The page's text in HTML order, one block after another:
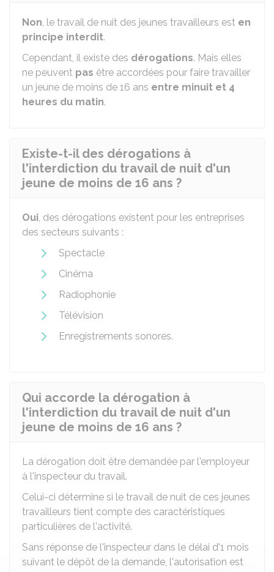
Non, le travail de nuit des jeunes travailleurs est en
principe interdit.
Cependant, il existe des dérogations. Mais elles
ne peuvent pas être accordées pour faire travailler
un jeune de moins de 16 ans entre minuit et 4
heures du matin.
Existe-t-il des dérogations à
l'interdiction du travail de nuit d'un
jeune de moins de 16 ans ?
Oui, des dérogations existent pour les entreprises
des secteurs suivants :
Spectacle
Cinéma
Radiophonie
Télévision
Enregistrements sonores.
Qui accorde la dérogation à
l'interdiction du travail de nuit d'un
jeune de moins de 16 ans ?
La dérogation doit être demandée par l'employeur
à l'inspecteur du travail.
Celui-ci détermine si le travail de nuit de ces jeunes
travailleurs tient compte des caractéristiques
particulières de l'activité.
Sans réponse de l'inspecteur dans le délai d'1 mois
suivant le dépôt de la demande, l'autorisation est